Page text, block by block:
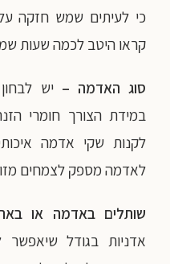
כי לעיתים שמש חזקה
קראו היטב לכמה שעות
סוג האדמה – יש
במידת הצורך חומרי
לקנות שקי אדמה
לאדמה מספק לצמחים
שותלים באדמה או
אדניות בגודל